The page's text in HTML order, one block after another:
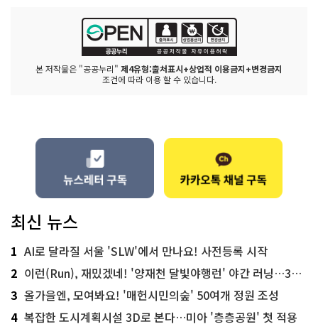
본 저작물은 "공공누리" 제4유형:출처표시+상업적 이용금지+변경금지
조건에 따라 이용 할 수 있습니다.
최신 뉴스
1 AI로 달라질 서울 'SLW'에서 만나요! 사전등록 시작
2 이런(Run), 재밌겠네! '양재천 달빛야행런' 야간 러닝…300명 모집
3 올가을엔, 모여봐요! '매헌시민의숲' 50여개 정원 조성
4 복잡한 도시계획시설 3D로 본다…미아 '층층공원' 첫 적용